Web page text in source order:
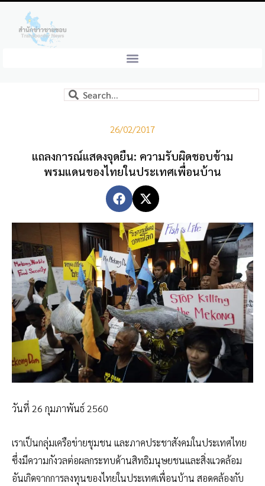
26/02/2017
แถลงการณ์แสดงจุดยืน: ความรับผิดชอบข้าม
พรมแดนของไทยในประเทศเพื่อนบ้าน
วันที่ 26 กุมภาพันธ์ 2560
เราเป็นกลุ่มเครือข่ายชุมชน และภาคประชาสังคมในประเทศไทย
ซึ่งมีความกังวลต่อผลกระทบด้านสิทธิมนุษยชนและสิ่งแวดล้อม
อันเกิดจากการลงทุนของไทยในประเทศเพื่อนบ้าน สอดคล้องกับ